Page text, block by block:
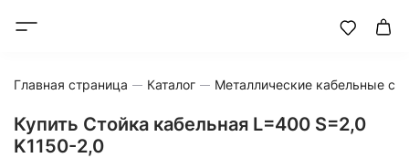
Главная страница Каталог Металлические кабельные
Купить Стойка кабельная L=400 S=2,0
K1150-2,0